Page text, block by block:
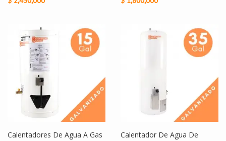
Calentadores De Agua A Gas
Calentador De Agua De